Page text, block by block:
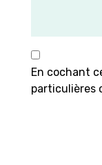
En cochant
particulières